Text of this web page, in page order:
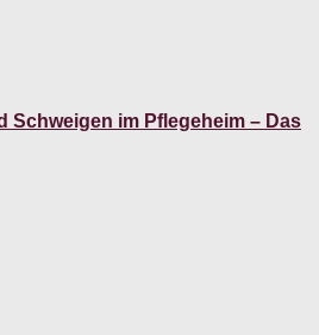
Schweigen im Pflegeheim – Das